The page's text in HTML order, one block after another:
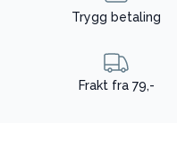
Trygg betaling
Frakt fra 79,-